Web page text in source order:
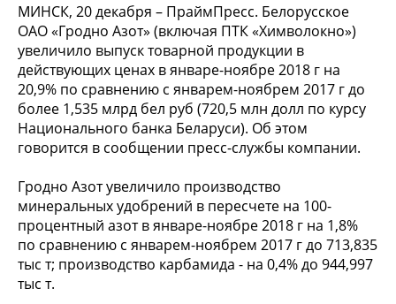
МИНСК, 20 декабря – ПраймПресс. Белорусское
ОАО «Гродно Азот» (включая ПТК «Химволокно»)
увеличило выпуск товарной продукции в
действующих ценах в январе-ноябре 2018 г на
20,9% по сравнению с январем-ноябрем 2017 г до
более 1,535 млрд бел руб (720,5 млн долл по курсу
Национального банка Беларуси). Об этом
говорится в сообщении пресс-службы компании.
Гродно Азот увеличило производство
минеральных удобрений в пересчете на 100-
процентный азот в январе-ноябре 2018 г на 1,8%
по сравнению с январем-ноябрем 2017 г до 713,835
тыс т; производство карбамида - на 0,4% до 944,997
тыс т.